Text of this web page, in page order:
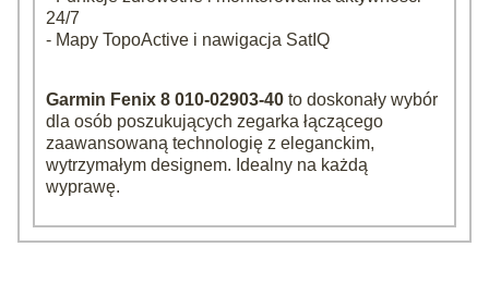
24/7
- Mapy TopoActive i nawigacja SatIQ
Garmin Fenix 8 010-02903-40 to doskonały wybór
dla osób poszukujących zegarka łączącego
zaawansowaną technologię z eleganckim,
wytrzymałym designem. Idealny na każdą
wyprawę.